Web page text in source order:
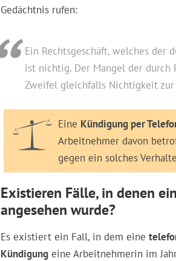
Gedächtnis rufen:
Ein Rechtsgeschäft, welches der
ist nichtig. Der Mangel der durch
Zweifel gleichfalls Nichtigkeit zur
Eine Kündigung per
Arbeitnehmer davon
gegen ein solches
Existieren Fälle, in denen
angesehen wurde?
Es existiert ein Fall, in dem eine
Kündigung eine Arbeitnehmerin im